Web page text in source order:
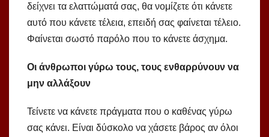
δείχνει τα ελαττώματά σας, θα νομίζετε ότι κάνετε
αυτό που κάνετε τέλεια, επειδή σας φαίνεται τέλειο.
Φαίνεται σωστό παρόλο που το κάνετε άσχημα.
Οι άνθρωποι γύρω τους, τους ενθαρρύνουν να
μην αλλάξουν
Τείνετε να κάνετε πράγματα που ο καθένας γύρω
σας κάνει. Είναι δύσκολο να χάσετε βάρος αν όλοι